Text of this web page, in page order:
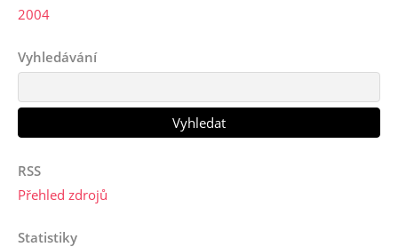
2004
Vyhledávání
RSS
Přehled zdrojů
Statistiky